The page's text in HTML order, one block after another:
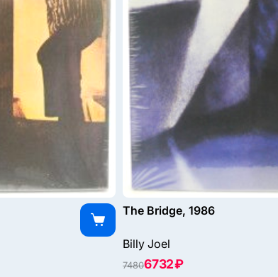
The Bridge, 1986
Billy Joel
74806732 ₽